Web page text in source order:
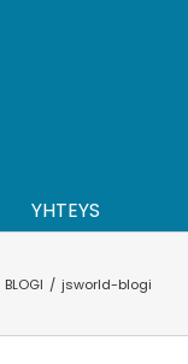
YHTEYS
BLOGI jsworld-blogi